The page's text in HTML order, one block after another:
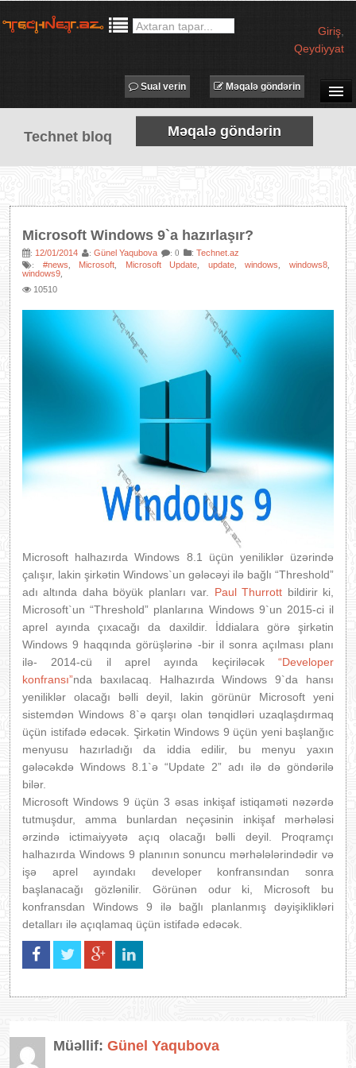
Giriş
Qeydiyyat
SUAL-CAVAB
TECHNET TV
MƏQALƏLƏR
PROQRAMLAR
AVADANLIQLAR
XƏBƏRLƏR
Məqalə göndərin
Sual verin
Technet bloq Məqalə göndərin
Microsoft Windows 9`a hazırlaşır?
: 12/01/2014 : Günel Yaqubova : 0 : Technet.az
: #news Microsoft Microsoft Update update,windows ,windows8
windows9
10510
Microsoft halhazırda Windows 8.1 üçün yeniliklər üzərində
çalışır, lakin şirkətin Windows`un gələcəyi ilə bağlı “Threshold”
adı altında daha böyük planları var. Paul Thurrott bildirir ki,
Microsoft`un “Threshold” planlarına Windows 9`un 2015-ci il
aprel ayında çıxacağı da daxildir. İddialara görə şirkətin
Windows 9 haqqında görüşlərinə -bir il sonra açılması planı
ilə- 2014-cü il aprel ayında keçiriləcək “Developer
konfransı”nda baxılacaq. Halhazırda Windows 9`da hansı
yeniliklər olacağı bəlli deyil, lakin görünür Microsoft yeni
sistemdən Windows 8`ə qarşı olan tənqidləri uzaqlaşdırmaq
üçün istifadə edəcək. Şirkətin Windows 9 üçün yeni başlanğıc
menyusu hazırladığı da iddia edilir, bu menyu yaxın
gələcəkdə Windows 8.1`ə “Update 2” adı ilə də göndərilə
bilər.
Microsoft Windows 9 üçün 3 əsas inkişaf istiqaməti nəzərdə
tutmuşdur, amma bunlardan neçəsinin inkişaf mərhələsi
ərzində ictimaiyyətə açıq olacağı bəlli deyil. Proqramçı
halhazırda Windows 9 planının sonuncu mərhələlərindədir və
işə aprel ayındakı developer konfransından sonra
başlanacağı gözlənilir. Görünən odur ki, Microsoft bu
konfransdan Windows 9 ilə bağlı planlanmış dəyişiklikləri
detalları ilə açıqlamaq üçün istifadə edəcək.
Müəllif: Günel Yaqubova